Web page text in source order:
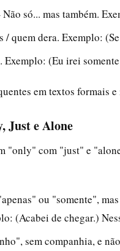
Não só... mas também.
/ quem dera. Exemplo:
Exemplo: (Eu irei
em textos formais
Just e Alone
"only" com "just" e
ou "somente",
(Acabei de chegar.)
sem companhia, e